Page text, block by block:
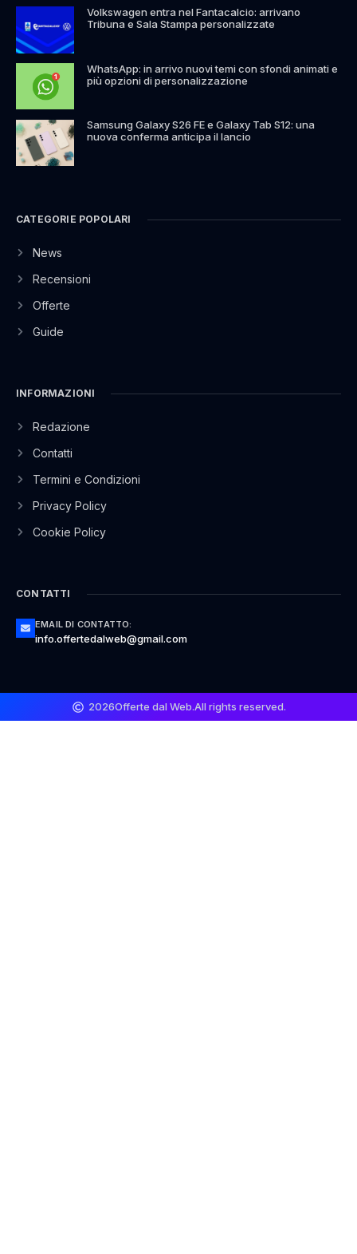
Volkswagen entra nel Fantacalcio: arrivano
Tribuna e Sala Stampa personalizzate
WhatsApp: in arrivo nuovi temi con sfondi animati e
più opzioni di personalizzazione
Samsung Galaxy S26 FE e Galaxy Tab S12: una
nuova conferma anticipa il lancio
CATEGORIE POPOLARI
News
Recensioni
Offerte
Guide
INFORMAZIONI
Redazione
Contatti
Termini e Condizioni
Privacy Policy
Cookie Policy
CONTATTI
EMAIL DI CONTATTO:
info.offertedalweb@gmail.com
2026Offerte dal Web.All rights reserved.